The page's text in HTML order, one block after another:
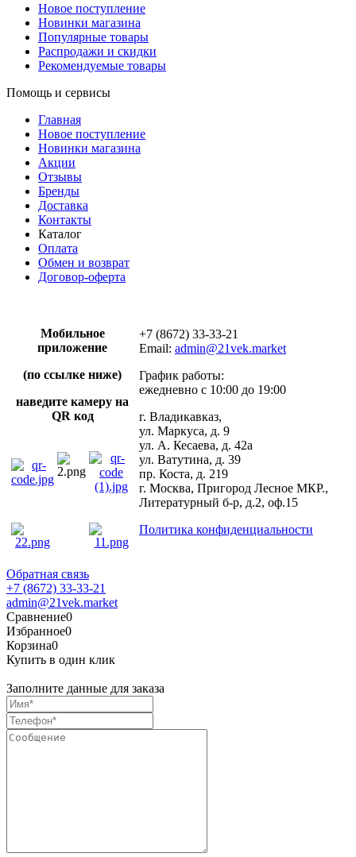
Новое поступление
Новинки магазина
Популярные товары
Распродажи и скидки
Рекомендуемые товары
Помощь и сервисы
Главная
Новое поступление
Новинки магазина
Акции
Отзывы
Бренды
Доставка
Контакты
Каталог
Оплата
Обмен и возврат
Договор-оферта
Мобильное
приложение
(по ссылке ниже)
наведите камеру на
QR код
+7 (8672) 33-33-21
Email: admin@21vek.market
График работы:
ежедневно с 10:00 до 19:00
г. Владикавказ,
ул. Маркуса, д. 9
ул. А. Кесаева, д. 42а
ул. Ватутина, д. 39
пр. Коста, д. 219
г. Москва, Пригород Лесное МКР.,
Литературный б-р, д.2, оф.15
Политика конфиденциальности
Обратная связь
+7 (8672) 33-33-21
admin@21vek.market
Сравнение0
Избранное0
Корзина0
Купить в один клик
Заполните данные для заказа